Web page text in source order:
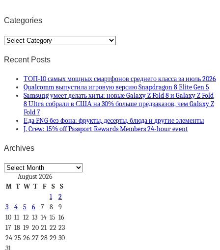
Categories
Categories
Recent Posts
ТОП-10 самых мощных смартфонов среднего класса за июль 2026
Qualcomm выпустила игровую версию Snapdragon 8 Elite Gen 5
Samsung умеет делать хиты: новые Galaxy Z Fold 8 и Galaxy Z Fold
8 Ultra собрали в США на 30% больше предзаказов, чем Galaxy Z
Fold 7
Еда PNG без фона: фрукты, десерты, блюда и другие элементы
J. Crew: 15% off Passport Rewards Members 24-hour event
Archives
Archives
August 2026
M T W T F S
S
1
2
3
4 5 6 7 8
9
10 11 12 13 14 15 16
17 18 19 20 21 22 23
24 25 26 27 28 29 30
31